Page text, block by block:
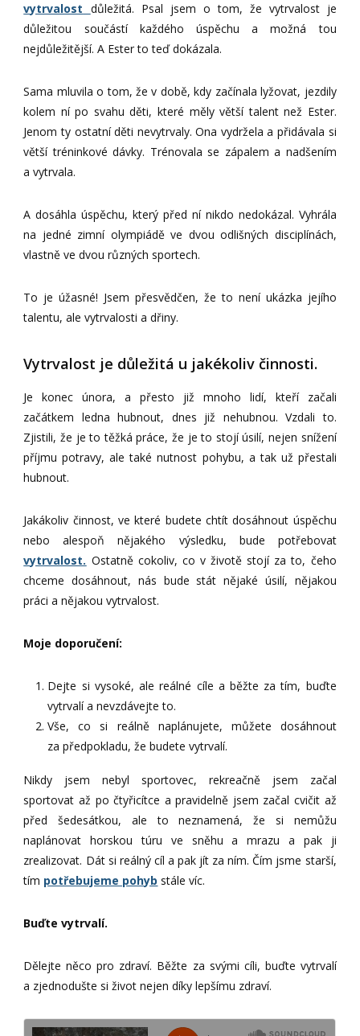
vytrvalost důležitá. Psal jsem o tom, že vytrvalost je
důležitou součástí každého úspěchu a možná tou
nejdůležitější. A Ester to teď dokázala.
Sama mluvila o tom, že v době, kdy začínala lyžovat, jezdily
kolem ní po svahu děti, které měly větší talent než Ester.
Jenom ty ostatní děti nevytrvaly. Ona vydržela a přidávala si
větší tréninkové dávky. Trénovala se zápalem a nadšením
a vytrvala.
A dosáhla úspěchu, který před ní nikdo nedokázal. Vyhrála
na jedné zimní olympiádě ve dvou odlišných disciplínách,
vlastně ve dvou různých sportech.
To je úžasné! Jsem přesvědčen, že to není ukázka jejího
talentu, ale vytrvalosti a dřiny.
Vytrvalost je důležitá u jakékoliv činnosti.
Je konec února, a přesto již mnoho lidí, kteří začali
začátkem ledna hubnout, dnes již nehubnou. Vzdali to.
Zjistili, že je to těžká práce, že je to stojí úsilí, nejen snížení
příjmu potravy, ale také nutnost pohybu, a tak už přestali
hubnout.
Jakákoliv činnost, ve které budete chtít dosáhnout úspěchu
nebo alespoň nějakého výsledku, bude potřebovat
vytrvalost. Ostatně cokoliv, co v životě stojí za to, čeho
chceme dosáhnout, nás bude stát nějaké úsilí, nějakou
práci a nějakou vytrvalost.
Moje doporučení:
Dejte si vysoké, ale reálné cíle a běžte za tím, buďte
vytrvalí a nevzdávejte to.
Vše, co si reálně naplánujete, můžete dosáhnout
za předpokladu, že budete vytrvalí.
Nikdy jsem nebyl sportovec, rekreačně jsem začal
sportovat až po čtyřicítce a pravidelně jsem začal cvičit až
před šedesátkou, ale to neznamená, že si nemůžu
naplánovat horskou túru ve sněhu a mrazu a pak ji
zrealizovat. Dát si reálný cíl a pak jít za ním. Čím jsme starší,
tím potřebujeme pohyb stále víc.
Buďte vytrvalí.
Dělejte něco pro zdraví. Běžte za svými cíli, buďte vytrvalí
a zjednodušte si život nejen díky lepšímu zdraví.